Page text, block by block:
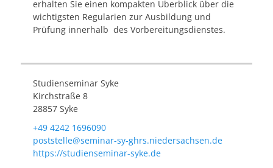
erhalten Sie einen kompakten Überblick über die
wichtigsten Regularien zur Ausbildung und
Prüfung innerhalb des Vorbereitungsdienstes.
Studienseminar Syke
Kirchstraße 8
28857 Syke
+49 4242 1696090
poststelle@seminar-sy-ghrs.niedersachsen.de
https://studienseminar-syke.de